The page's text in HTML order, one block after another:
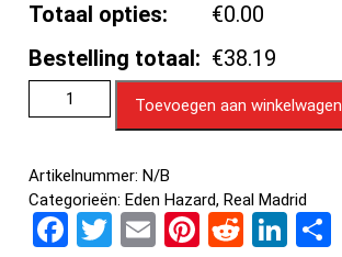
Totaal opties:
€0.00
Bestelling totaal: €38.19
Toevoegen aan winkelwagen
Artikelnummer: N/B
Categorieën: Eden Hazard, Real Madrid
F
T
E
Pi
R
Li